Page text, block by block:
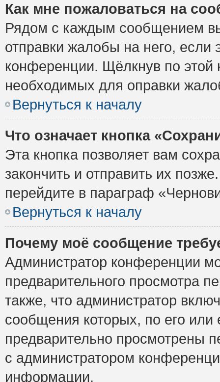
Как мне пожаловаться на
Рядом с каждым сообщением
отправки жалобы на него,
конференции. Щёлкнув по этой
необходимых для оправки
Вернуться к началу
Что означает кнопка
Эта кнопка позволяет вам
закончить и отправить их
перейдите в параграф
Вернуться к началу
Почему моё сообщение
Администратор конференции
предварительного просмотра
также, что администратор
сообщения которых, по его
предварительно просмотрены
с администратором
информации.